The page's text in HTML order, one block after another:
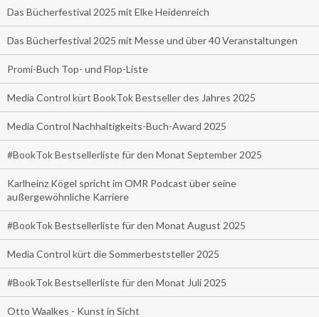
Das Bücherfestival 2025 mit Elke Heidenreich
Das Bücherfestival 2025 mit Messe und über 40 Veranstaltungen
Promi-Buch Top- und Flop-Liste
Media Control kürt BookTok Bestseller des Jahres 2025
Media Control Nachhaltigkeits-Buch-Award 2025
#BookTok Bestsellerliste für den Monat September 2025
Karlheinz Kögel spricht im OMR Podcast über seine
außergewöhnliche Karriere
#BookTok Bestsellerliste für den Monat August 2025
Media Control kürt die Sommerbeststeller 2025
#BookTok Bestsellerliste für den Monat Juli 2025
Otto Waalkes - Kunst in Sicht